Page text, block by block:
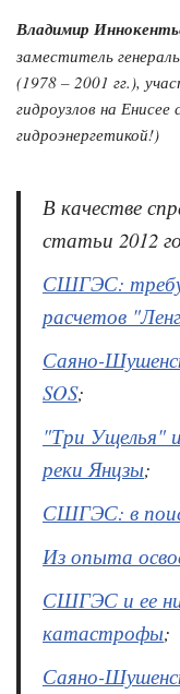
Владимир
заместитель
(1978 – 2001 гг.),
гидроузлов на
гидроэнергетикой!)
В качестве
статьи 2012
СШГЭС:
расчетов
Саяно-
SOS;
"Три Ущелья"
реки Янцзы;
СШГЭС: в
Из опыта
СШГЭС и ее
катастрофы;
Саяно-